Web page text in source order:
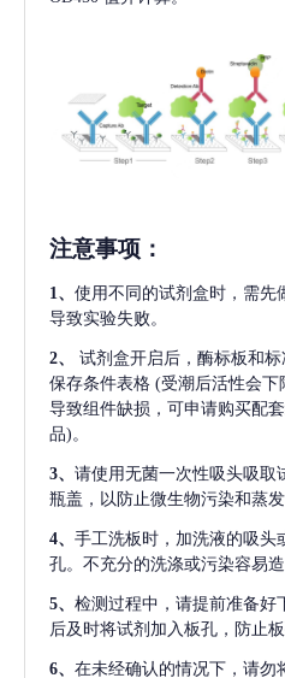
注意事项 ：
1、 使用不同的试剂盒时，需先
导致实验失败。
2、
试剂盒开启后，酶标板和
保存条件表格 (受潮后活性会下
导致组件缺损，可申请购买配
品)。
3、 请使用无菌一次性吸头吸取
瓶盖，以防止微生物污染和蒸发
4、 手工洗板时，加洗液的吸头
孔。不充分的洗涤或污染容易
5、 检测过程中，请提前准备好
后及时将试剂加入板孔，防止
6、 在未经确认的情况下，请勿